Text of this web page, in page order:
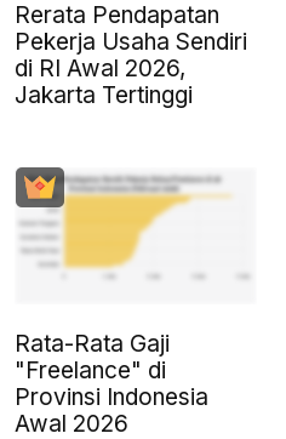
Rerata Pendapatan
Pekerja Usaha Sendiri
di RI Awal 2026,
Jakarta Tertinggi
Rata-Rata Gaji
"Freelance" di
Provinsi Indonesia
Awal 2026